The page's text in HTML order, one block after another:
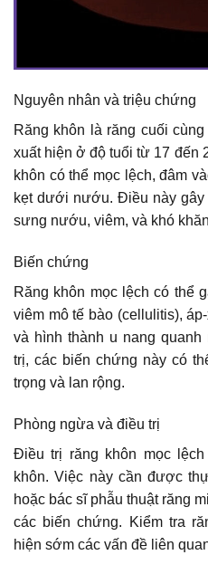
Nguyên nhân và triệu chứng
Răng khôn là răng cuối
xuất hiện ở độ tuổi từ 17 đến
khôn có thể mọc lệch, đâm
kẹt dưới nướu. Điều này
sưng nướu, viêm, và khó
Biến chứng
Răng khôn mọc lệch có thể
viêm mô tế bào (cellulitis),
và hình thành u nang
trị, các biến chứng này có
trọng và lan rộng.
Phòng ngừa và điều trị
Điều trị răng khôn mọc
khôn. Việc này cần được
hoặc bác sĩ phẫu thuật răng
các biến chứng. Kiểm tra
hiện sớm các vấn đề liên